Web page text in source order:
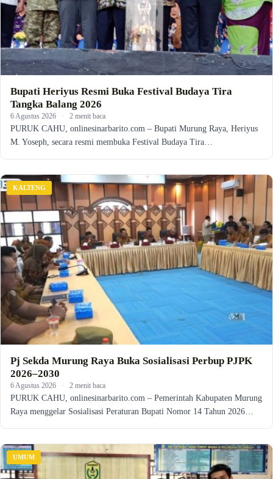
Bupati Heriyus Resmi Buka Festival Budaya Tira
Tangka Balang 2026
6 Agustus 2026 · 2 menit baca
PURUK CAHU, onlinesinarbarito.com – Bupati Murung Raya, Heriyus
M. Yoseph, secara resmi membuka Festival Budaya Tira…
KALTENG
Pj Sekda Murung Raya Buka Sosialisasi Perbup PJPK
2026–2030
6 Agustus 2026 · 2 menit baca
PURUK CAHU, onlinesinarbarito.com – Pemerintah Kabupaten Murung
Raya menggelar Sosialisasi Peraturan Bupati Nomor 14 Tahun 2026…
UMUM